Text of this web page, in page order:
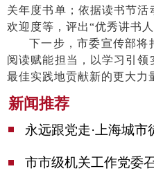
关年度书单；依据读书节
欢迎度等，评出“优秀讲书
下一步，市委宣传部将
阅读赋能担当，以学习引
最佳实践地贡献新的更大力
新闻推荐
市市级机关工作党委